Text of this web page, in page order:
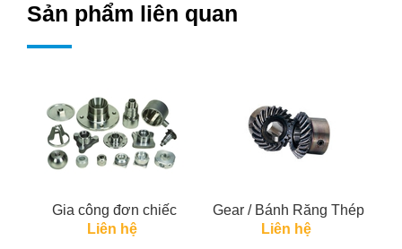
Sản phẩm liên quan
Gia công đơn chiếc
Liên hệ
Gear / Bánh Răng Thép
Liên hệ